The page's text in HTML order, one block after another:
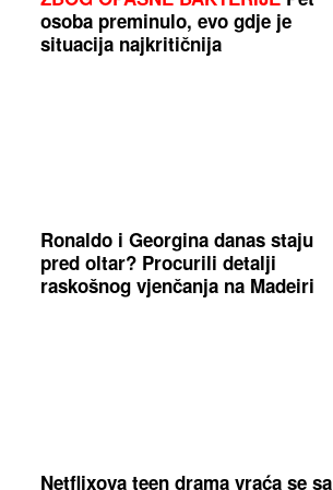
osoba preminulo, evo gdje je
situacija najkritičnija
Ronaldo i Georgina danas staju
pred oltar? Procurili detalji
raskošnog vjenčanja na Madeiri
Netflixova teen drama vraća se sa